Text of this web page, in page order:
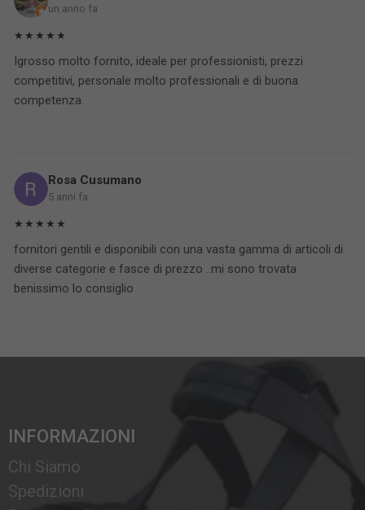
un anno fa
★★★★★
Igrosso molto fornito, ideale per professionisti, prezzi
competitivi, personale molto professionali e di buona
competenza.
Rosa Cusumano
5 anni fa
★★★★★
fornitori gentili e disponibili con una vasta gamma di articoli di
diverse categorie e fasce di prezzo ..mi sono trovata
benissimo lo consiglio
INFORMAZIONI
Chi Siamo
Spedizioni